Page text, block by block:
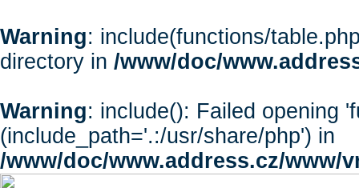
Warning: include(functions/
directory in /www/doc/
Warning: include(): Failed opening
(include_path='.:/usr/share/php') in
/www/doc/www.address.cz/www/